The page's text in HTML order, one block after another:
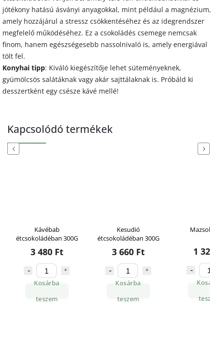
jótékony hatású ásványi anyagokkal, mint például a magnézium,
amely hozzájárul a stressz csökkentéséhez és az idegrendszer
megfelelő működéséhez. Ez a csokoládés csemege nemcsak
finom, hanem egészségesebb nassolnivaló is, amely energiával
tölt fel.
Konyhai tipp: Kiváló kiegészítője lehet süteményeknek,
gyümölcsös salátáknak vagy akár sajttálaknak is. Próbáld ki
desszertként egy csésze kávé mellé!
Kapcsolódó termékek
Previous
Kávébab
étcsokoládéban 300G
3 480 Ft
Kosárba
teszem
Kesudió
étcsokoládéban 300G
3 660 Ft
Kosárba
teszem
Mazsola
1
Next